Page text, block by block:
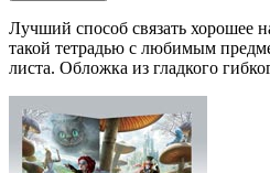
Лучший способ связать хорошее
такой тетрадью c любимым
листа. Обложка из гладкого